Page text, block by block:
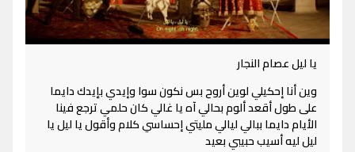
يا ليل عصام النجار
وين أنا إحكيلي لوين أروح بس نكون سوا وإيدي بإيدك دايما
على طول أقعد ألوم بحالي آه يا غالي كان حلمي ترجع فينا
الأيام دايما ببالي ليالي مليتي إحساسي كلام وأقول يا ليل يا
ليل ليه أسيب حبيبي بعيد